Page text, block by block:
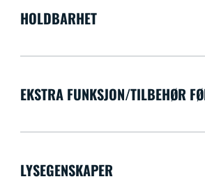
HOLDBARHET
EKSTRA FUNKSJON/TILBEHØR
LYSEGENSKAPER